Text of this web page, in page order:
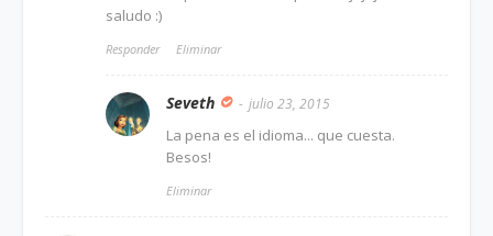
saludo :)
Responder Eliminar
Seveth julio 23, 2015
La pena es el idioma... que cuesta.
Besos!
Eliminar